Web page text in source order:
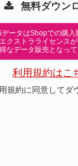
無料ダウン
ータはShopでの購入
エクストラライセンス
なデータ販売となって
利用規約はこ
規約に同意してダ